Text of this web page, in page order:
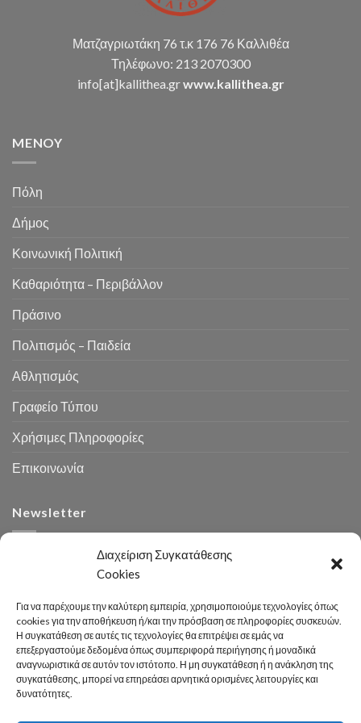
Διαχείριση Συγκατάθεσης
Cookies
Για να παρέχουμε την καλύτερη εμπειρία, χρησιμοποιούμε τεχνολογίες όπως
cookies για την αποθήκευση ή/και την πρόσβαση σε πληροφορίες συσκευών.
Η συγκατάθεση σε αυτές τις τεχνολογίες θα επιτρέψει σε εμάς να
επεξεργαστούμε δεδομένα όπως συμπεριφορά περιήγησης ή μοναδικά
αναγνωριστικά σε αυτόν τον ιστότοπο. Η μη συγκατάθεση ή η ανάκληση της
συγκατάθεσης, μπορεί να επηρεάσει αρνητικά ορισμένες λειτουργίες και
δυνατότητες.
Ματζαγριωτάκη 76 τ.κ 176 76 Καλλιθέα
Τηλέφωνο: 213 2070300
info[at]kallithea.grwww.kallithea.gr
MENOY
Πόλη
Δήμος
Κοινωνική Πολιτική
Καθαριότητα – Περιβάλλον
Πράσινο
Πολιτισμός – Παιδεία
Αθλητισμός
Γραφείο Τύπου
Χρήσιμες Πληροφορίες
Επικοινωνία
Newsletter
Αναζήτηση